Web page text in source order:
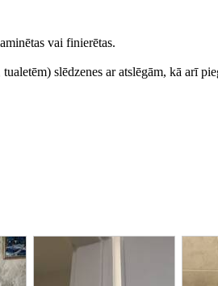
vai finierētas.
slēdzenes ar atslēgām, kā arī